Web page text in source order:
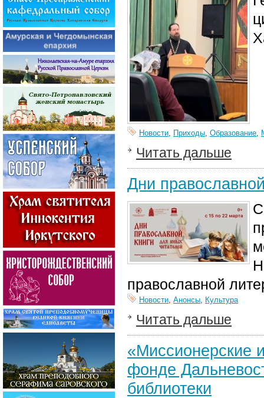
Новости, Приходы, Образование,
Читать дальше
Дни
православной
Новости, Анонсы, Культура
Читать дальше
«Миссионерские
фонде
библиотеки